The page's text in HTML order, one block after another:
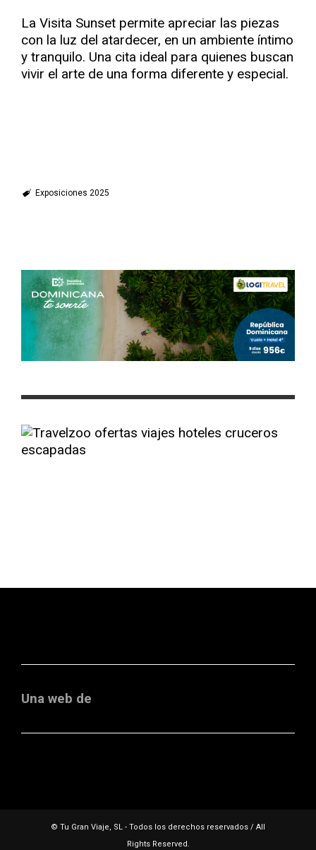
La Visita Sunset permite apreciar las piezas
con la luz del atardecer, en un ambiente íntimo
y tranquilo. Una cita ideal para quienes buscan
vivir el arte de una forma diferente y especial.
Exposiciones 2025
Una web de
© Tu Gran Viaje, SL - Todos los derechos reservados / All
Rights Reserved.